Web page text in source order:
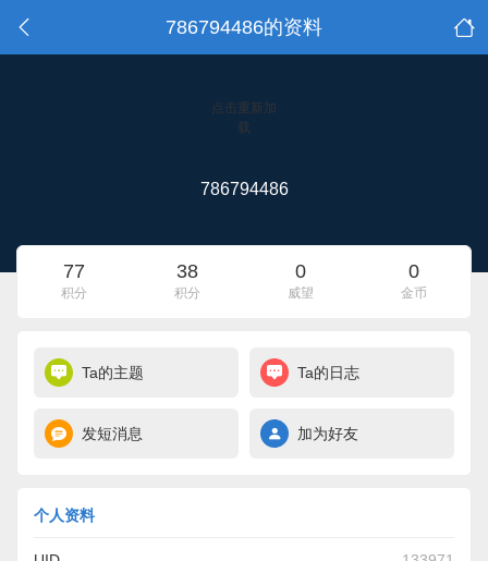
786794486的资料
点击重新加
载
786794486
77
积分
38
积分
0
威望
0
金币
Ta的主题 Ta的日志
发短消息 加为好友
个人资料